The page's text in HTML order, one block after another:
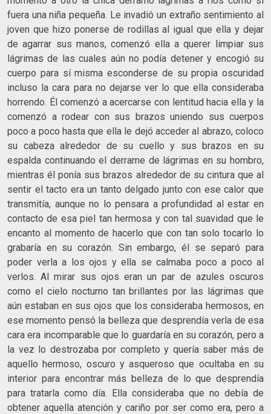
fuera una niña pequeña. Le invadió un extraño sentimiento al
joven que hizo ponerse de rodillas al igual que ella y dejar
de agarrar sus manos, comenzó ella a querer limpiar sus
lágrimas de las cuales aún no podía detener y encogió su
cuerpo para sí misma esconderse de su propia oscuridad
incluso la cara para no dejarse ver lo que ella consideraba
horrendo. Él comenzó a acercarse con lentitud hacia ella y la
comenzó a rodear con sus brazos uniendo sus cuerpos
poco a poco hasta que ella le dejó acceder al abrazo, coloco
su cabeza alrededor de su cuello y sus brazos en su
espalda continuando el derrame de lágrimas en su hombro,
mientras él ponía sus brazos alrededor de su cintura que al
sentir el tacto era un tanto delgado junto con ese calor que
transmitía, aunque no lo pensara a profundidad al estar en
contacto de esa piel tan hermosa y con tal suavidad que le
encanto al momento de hacerlo que con tan solo tocarlo lo
grabaría en su corazón. Sin embargo, él se separó para
poder verla a los ojos y ella se calmaba poco a poco al
verlos. Al mirar sus ojos eran un par de azules oscuros
como el cielo nocturno tan brillantes por las lágrimas que
aún estaban en sus ojos que los consideraba hermosos, en
ese momento pensó la belleza que desprendía verla de esa
cara era incomparable que lo guardaría en su corazón, pero a
la vez lo destrozaba por completo y quería saber más de
aquello hermoso, oscuro y asqueroso que ocultaba en su
interior para encontrar más belleza de lo que desprendía
para tratarla como día. Ella consideraba que no debía de
obtener aquella atención y cariño por ser como era, pero a